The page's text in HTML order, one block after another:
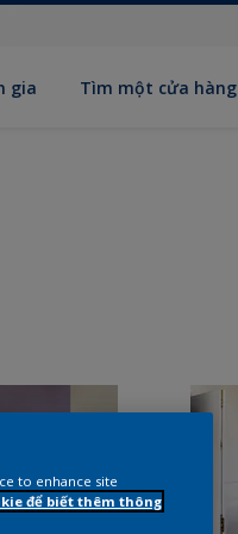
gia Tìm một cửa hàng
to enhance site
để biết thêm thông